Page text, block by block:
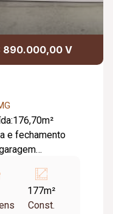
890.000,00 V
e fechamento
de Tv; Sala
177m²
Const.